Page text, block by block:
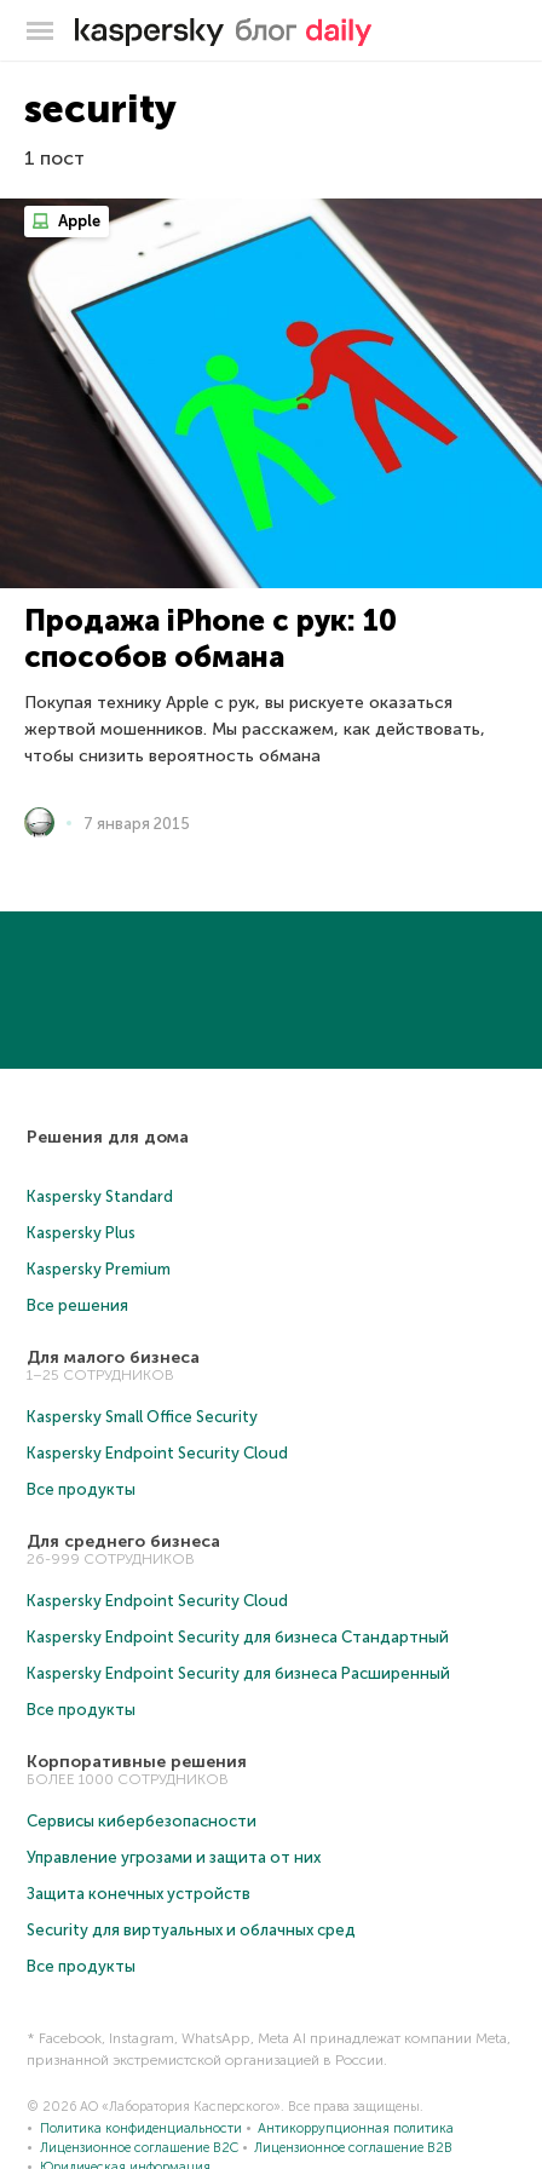
Блог Касперского
security
1 пост
Apple
Продажа iPhone с рук: 10
способов обмана
Покупая технику Apple с рук, вы рискуете оказаться
жертвой мошенников. Мы расскажем, как действовать,
чтобы снизить вероятность обмана
7 января 2015
Решения для дома
Kaspersky Standard
Kaspersky Plus
Kaspersky Premium
Все решения
Для малого бизнеса
1–25 СОТРУДНИКОВ
Kaspersky Small Office Security
Kaspersky Endpoint Security Cloud
Все продукты
Для среднего бизнеса
26-999 СОТРУДНИКОВ
Kaspersky Endpoint Security Cloud
Kaspersky Endpoint Security для бизнеса Cтандартный
Kaspersky Endpoint Security для бизнеса Расширенный
Все продукты
Корпоративные решения
БОЛЕЕ 1000 СОТРУДНИКОВ
Сервисы кибербезопасности
Управление угрозами и защита от них
Защита конечных устройств
Security для виртуальных и облачных сред
Все продукты
* Facebook, Instagram, WhatsApp, Meta AI принадлежат компании Meta,
признанной экстремистской организацией в России.
© 2026 АО «Лаборатория Касперского». Все права защищены.
Политика конфиденциальности
Антикоррупционная политика
Лицензионное соглашение B2C
Лицензионное соглашение B2B